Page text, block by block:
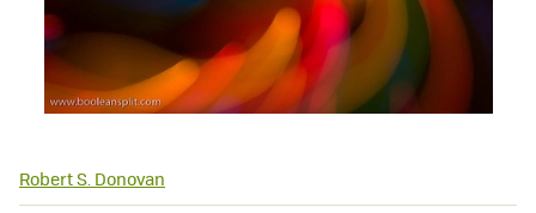
Robert S. Donovan